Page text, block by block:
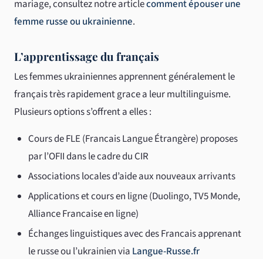
mariage, consultez notre articlecomment épouser une
femme russe ou ukrainienne.
L’apprentissage du français
Les femmes ukrainiennes apprennent généralement le
français très rapidement grace a leur multilinguisme.
Plusieurs options s’offrent a elles :
Cours de FLE (Francais Langue Étrangère) proposes
par l’OFII dans le cadre du CIR
Associations locales d’aide aux nouveaux arrivants
Applications et cours en ligne (Duolingo, TV5 Monde,
Alliance Francaise en ligne)
Échanges linguistiques avec des Francais apprenant
le russe ou l’ukrainien via Langue-Russe.fr